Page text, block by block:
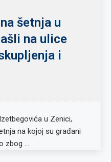
šetnja u
na ulice
i
u Zenici,
na kojoj su građani
zbog …